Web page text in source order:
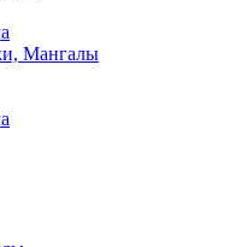
Мангалы